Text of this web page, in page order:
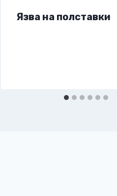
Язва на полставки